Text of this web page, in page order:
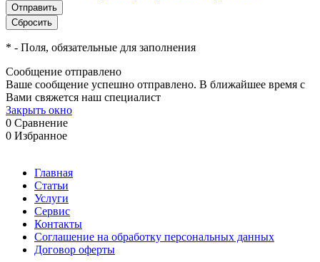
* - Поля, обязательные для заполнения
Сообщение отправлено
Ваше сообщение успешно отправлено. В ближайшее время с
Вами свяжется наш специалист
Закрыть окно
0 Сравнение
0 Избранное
Главная
Статьи
Услуги
Сервис
Контакты
Соглашение на обработку персональных данных
Договор оферты